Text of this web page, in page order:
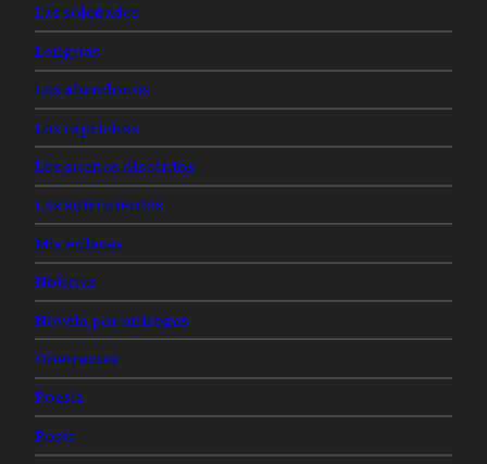
Las soledades
Lenguas
Los abandonos
Los caprichos
Los sueños disolutos
Los sufrimientos
Mis enlaces
Noticias
Novela por entregas
Oneiremas
Poesía
Posts